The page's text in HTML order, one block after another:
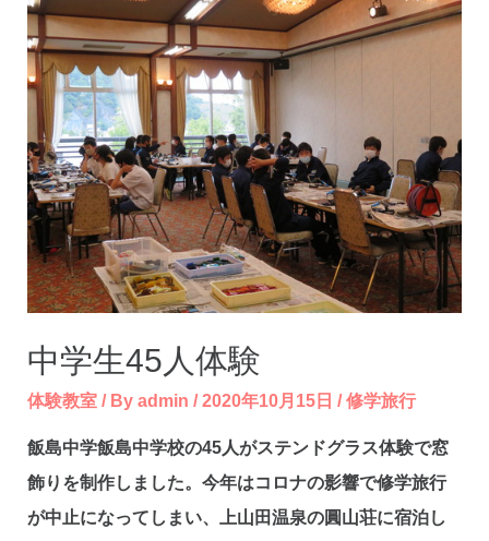
中学生45人体験
体験教室/ By admin /2020年10月15日 /修学旅行
飯島中学飯島中学校の45人がステンドグラス体験で窓
飾りを制作しました。今年はコロナの影響で修学旅行
が中止になってしまい、上山田温泉の圓山荘に宿泊し